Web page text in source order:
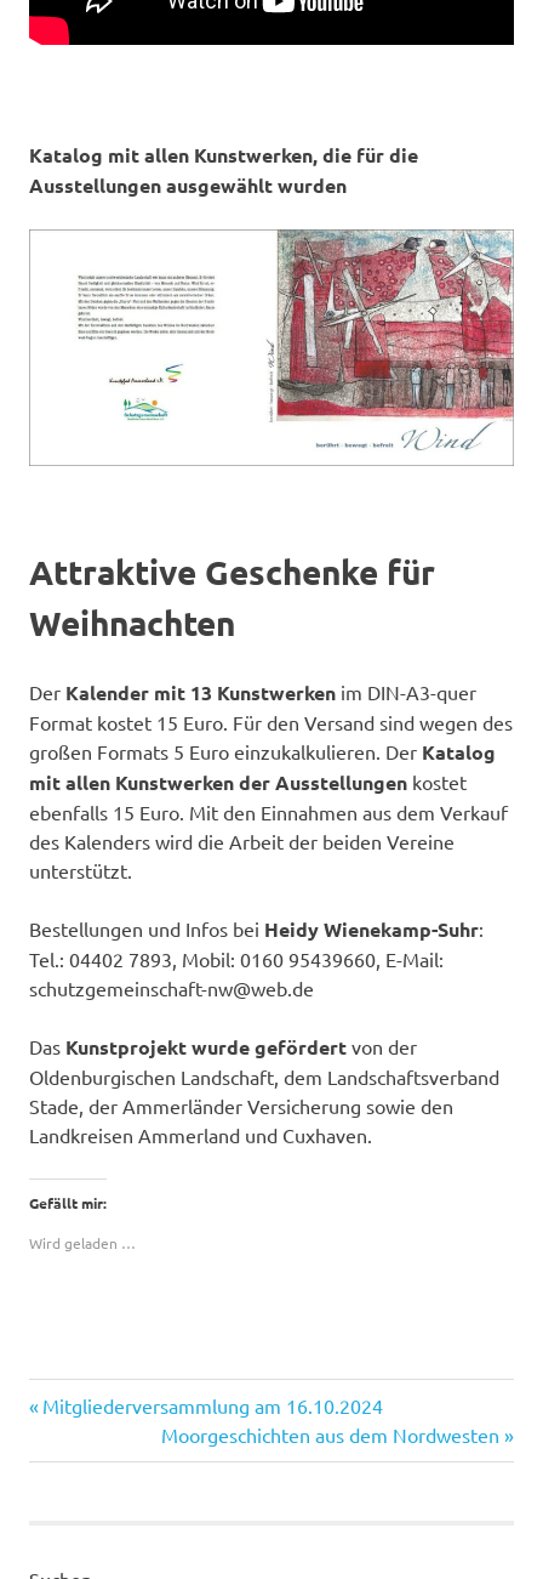
Katalog mit allen Kunstwerken, die für die
Ausstellungen ausgewählt wurden
Attraktive Geschenke für
Weihnachten
Der Kalender mit 13 Kunstwerken im DIN-A3-quer
Format kostet 15 Euro. Für den Versand sind wegen des
großen Formats 5 Euro einzukalkulieren. Der Katalog
mit allen Kunstwerken der Ausstellungen kostet
ebenfalls 15 Euro. Mit den Einnahmen aus dem Verkauf
des Kalenders wird die Arbeit der beiden Vereine
unterstützt.
Bestellungen und Infos bei Heidy Wienekamp-Suhr:
Tel.: 04402 7893, Mobil: 0160 95439660, E-Mail:
schutzgemeinschaft-nw@web.de
Das Kunstprojekt wurde gefördert von der
Oldenburgischen Landschaft, dem Landschaftsverband
Stade, der Ammerländer Versicherung sowie den
Landkreisen Ammerland und Cuxhaven.
Gefällt mir:
Wird geladen …
Beitragsnavigation
Vorheriger
Mitgliederversammlung am 16.10.2024
Nächster
Beitrag:
Moorgeschichten aus dem Nordwesten